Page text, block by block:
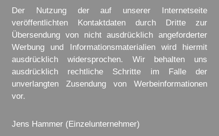
Der Nutzung der auf unserer Internetseite
veröffentlichten Kontaktdaten durch Dritte zur
Übersendung von nicht ausdrücklich angeforderter
Werbung und Informationsmaterialien wird hiermit
ausdrücklich widersprochen. Wir behalten uns
ausdrücklich rechtliche Schritte im Falle der
unverlangten Zusendung von Werbeinformationen
vor.
Jens Hammer (Einzelunternehmer)